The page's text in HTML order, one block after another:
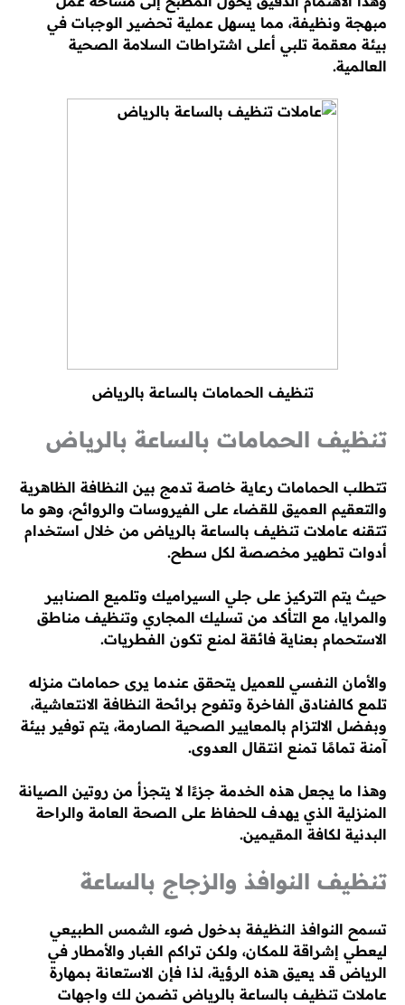
مبهجة ونظيفة، مما يسهل عملية تحضير الوجبات في
بيئة معقمة تلبي أعلى اشتراطات السلامة الصحية
العالمية.
تنظيف الحمامات بالساعة بالرياض
تنظيف الحمامات بالساعة بالرياض
تتطلب الحمامات رعاية خاصة تدمج بين النظافة الظاهرية
والتعقيم العميق للقضاء على الفيروسات والروائح، وهو ما
تتقنه عاملات تنظيف بالساعة بالرياض من خلال استخدام
أدوات تطهير مخصصة لكل سطح.
حيث يتم التركيز على جلي السيراميك وتلميع الصنابير
والمرايا، مع التأكد من تسليك المجاري وتنظيف مناطق
الاستحمام بعناية فائقة لمنع تكون الفطريات.
والأمان النفسي للعميل يتحقق عندما يرى حمامات منزله
تلمع كالفنادق الفاخرة وتفوح برائحة النظافة الانتعاشية،
وبفضل الالتزام بالمعايير الصحية الصارمة، يتم توفير بيئة
آمنة تمامًا تمنع انتقال العدوى.
وهذا ما يجعل هذه الخدمة جزءًا لا يتجزأ من روتين الصيانة
المنزلية الذي يهدف للحفاظ على الصحة العامة والراحة
البدنية لكافة المقيمين.
تنظيف النوافذ والزجاج بالساعة
تسمح النوافذ النظيفة بدخول ضوء الشمس الطبيعي
ليعطي إشراقة للمكان، ولكن تراكم الغبار والأمطار في
الرياض قد يعيق هذه الرؤية، لذا فإن الاستعانة بمهارة
عاملات تنظيف بالساعة بالرياض تضمن لك واجهات